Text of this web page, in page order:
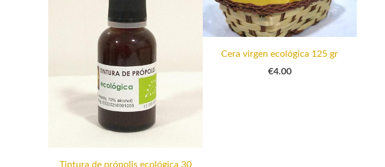
Tintura de própolis ecológica 30
Cera virgen ecológica 125 gr
€4.00